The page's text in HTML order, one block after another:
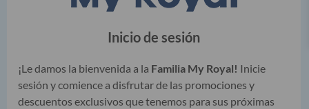
Inicio de sesión
¡Le damos la bienvenida a la Familia My Royal! Inicie
sesión y comience a disfrutar de las promociones y
descuentos exclusivos que tenemos para sus próximas